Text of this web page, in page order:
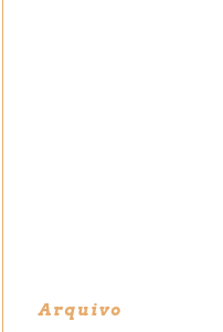
Arquivo